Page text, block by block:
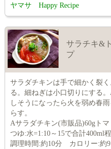
ヤマサ Happy Recipe
サラチキ&
プ
サラダチキンは手で細かく裂
る。細ねぎは小口切りにする
しそうになったら火を弱め春
らす。
Aサラダチキン(市販品)60gト
つゆ:水=1:10～15で合計400ml
調理時間:約10分 カロリー:約